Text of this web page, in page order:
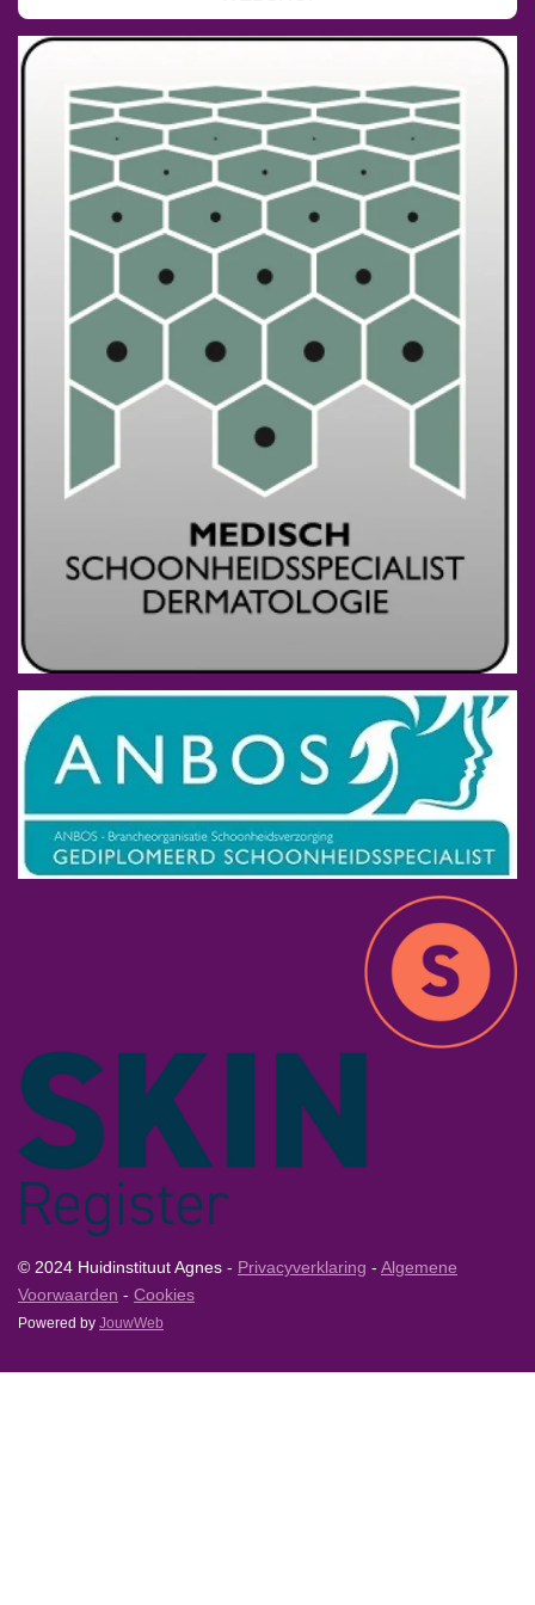
© 2024 Huidinstituut Agnes - Privacyverklaring - Algemene
Voorwaarden - Cookies
Powered by JouwWeb